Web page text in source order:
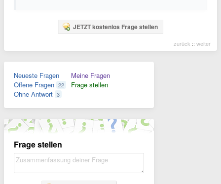
JETZT kostenlos Frage stellen
zurück :: weiter
Neueste Fragen
Offene Fragen 22
Ohne Antwort 3
Meine Fragen
Frage stellen
Frage stellen